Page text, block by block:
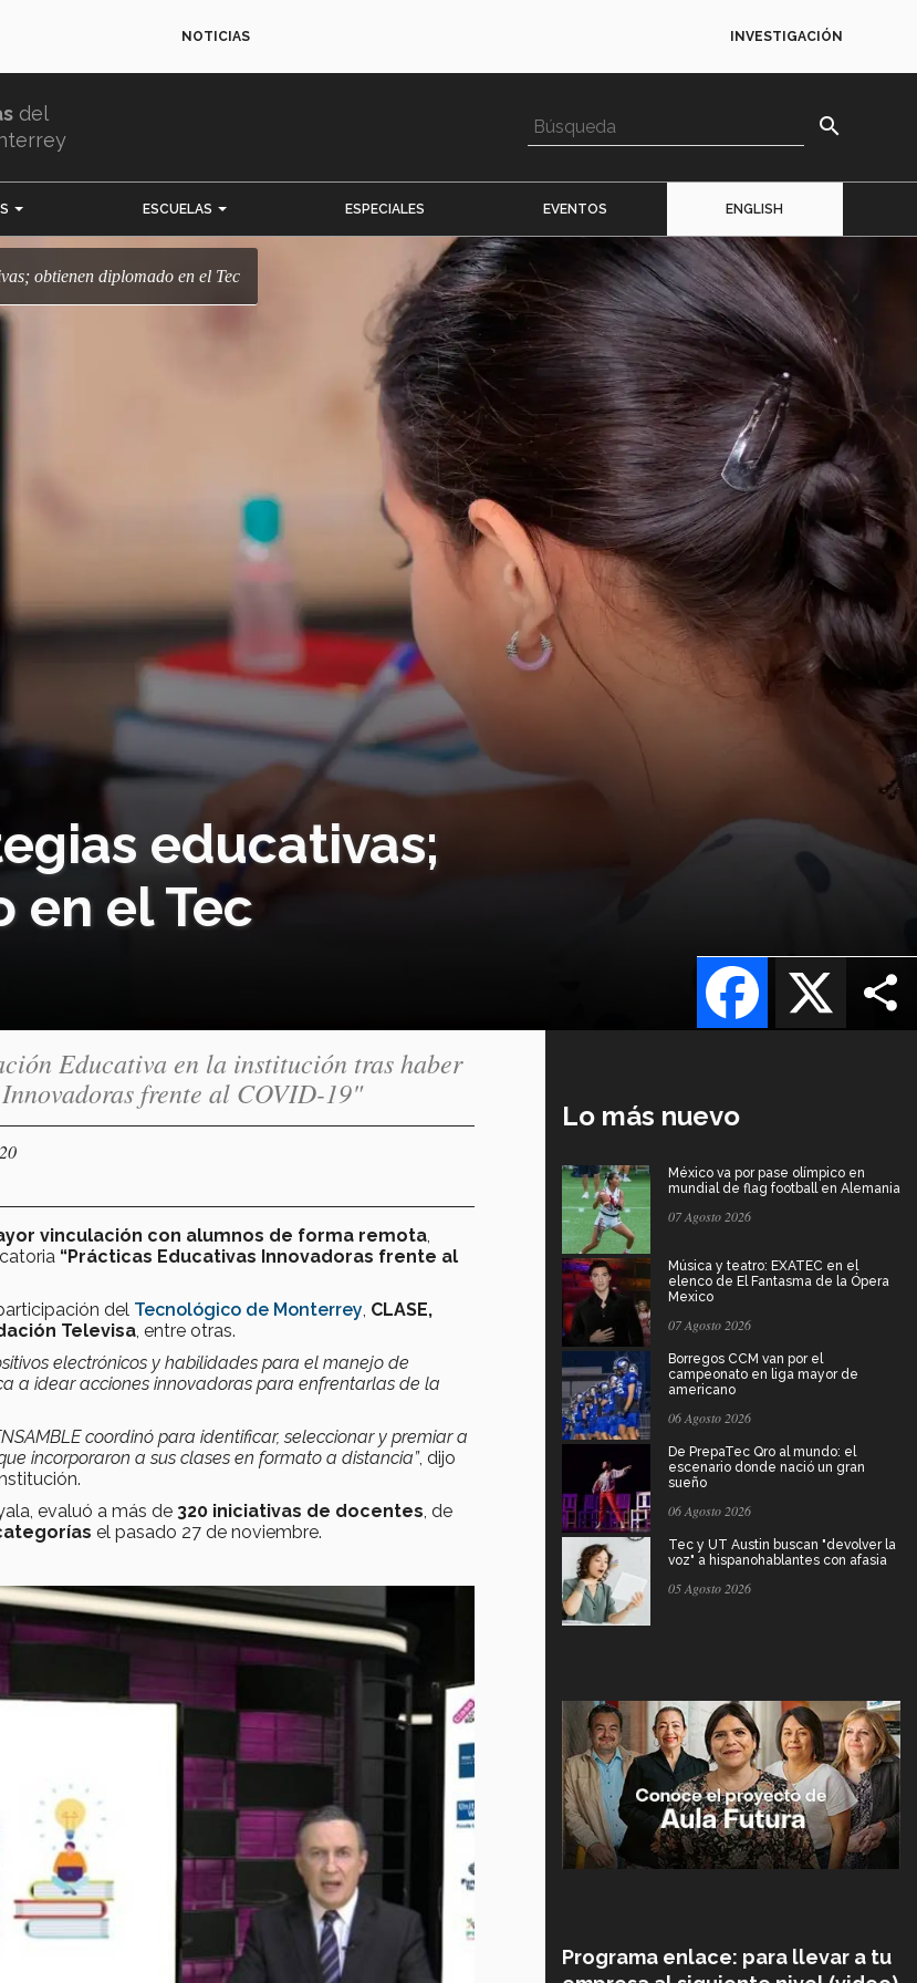
NOTICIAS INVESTIGACIÓN
del
search
ESCUELAS ESPECIALES EVENTOS ENGLISH
obtienen diplomado en el Tec
educativas;
en el Tec
X
Facebook
Educativa en la institución tras haber
frente al COVID-19"
vinculación con alumnos de forma remota
“Prácticas Educativas Innovadoras frente al
del Tecnológico de Monterrey CLASE,
Televisa , entre otras.
electrónicos y habilidades para el manejo de
a idear acciones innovadoras para enfrentarlas de la
coordinó para identificar, seleccionar y premiar a
incorporaron a sus clases en formato a distancia”, dijo
evaluó a más de 320 iniciativas de docentes , de
el pasado 27 de noviembre.
Lo más nuevo
México va por pase olímpico en
mundial de flag football en Alemania
07 Agosto 2026
Música y teatro: EXATEC en el
elenco de El Fantasma de la Ópera
Mexico
07 Agosto 2026
Borregos CCM van por el
campeonato en liga mayor de
americano
06 Agosto 2026
De PrepaTec Qro al mundo: el
escenario donde nació un gran
sueño
06 Agosto 2026
Tec y UT Austin buscan "devolver la
voz" a hispanohablantes con afasia
05 Agosto 2026
Programa enlace: para llevar a tu